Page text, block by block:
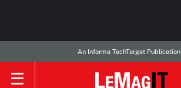
An Informa TechTarget Publication